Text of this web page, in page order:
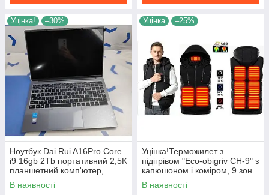
Уцінка! –30%
Ноутбук Dai Rui A16Pro Core
i9 16gb 2Tb портативний 2,5K
планшетний комп'ютер,
ультратонкий, для навчання,
школи, офісу,
В наявності
Уцінка –25%
Уцінка!Терможилет з
підігрівом "Eco-obigriv CH-9" з
капюшоном і коміром, 9 зон
обігріву, 3 режими
регулювання температури B
В наявності